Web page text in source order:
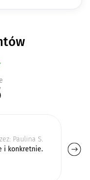
Paulina S.
i konkretnie.